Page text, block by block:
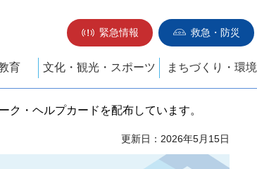
緊急情報
救急・防災
育 文化・観光・スポーツ まちづくり・環境
ク・ヘルプカードを配布しています。
更新日：2026年5月15日